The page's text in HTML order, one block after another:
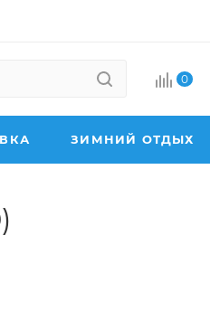
0
ЗИМНИЙ ОТДЫХ